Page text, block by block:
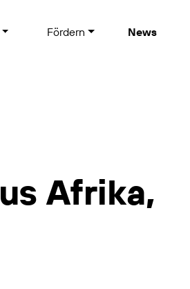
Fördern News
Afrika,